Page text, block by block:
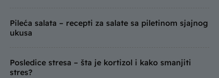
Pileća salata – recepti za salate sa piletinom sjajnog
ukusa
Posledice stresa – šta je kortizol i kako smanjiti
stres?